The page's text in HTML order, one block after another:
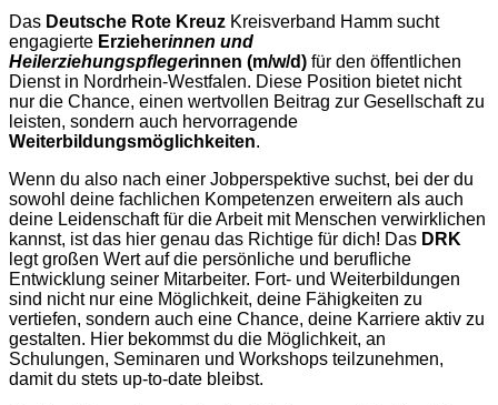
Das Deutsche Rote Kreuz Kreisverband Hamm sucht
engagierte Erzieherinnen und
Heilerziehungspflegerinnen (m/w/d) für den öffentlichen
Dienst in Nordrhein-Westfalen. Diese Position bietet nicht
nur die Chance, einen wertvollen Beitrag zur Gesellschaft zu
leisten, sondern auch hervorragende
Weiterbildungsmöglichkeiten.
Wenn du also nach einer Jobperspektive suchst, bei der du
sowohl deine fachlichen Kompetenzen erweitern als auch
deine Leidenschaft für die Arbeit mit Menschen verwirklichen
kannst, ist das hier genau das Richtige für dich! Das DRK
legt großen Wert auf die persönliche und berufliche
Entwicklung seiner Mitarbeiter. Fort- und Weiterbildungen
sind nicht nur eine Möglichkeit, deine Fähigkeiten zu
vertiefen, sondern auch eine Chance, deine Karriere aktiv zu
gestalten. Hier bekommst du die Möglichkeit, an
Schulungen, Seminaren und Workshops teilzunehmen,
damit du stets up-to-date bleibst.